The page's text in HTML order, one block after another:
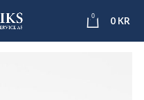
0 0 KR